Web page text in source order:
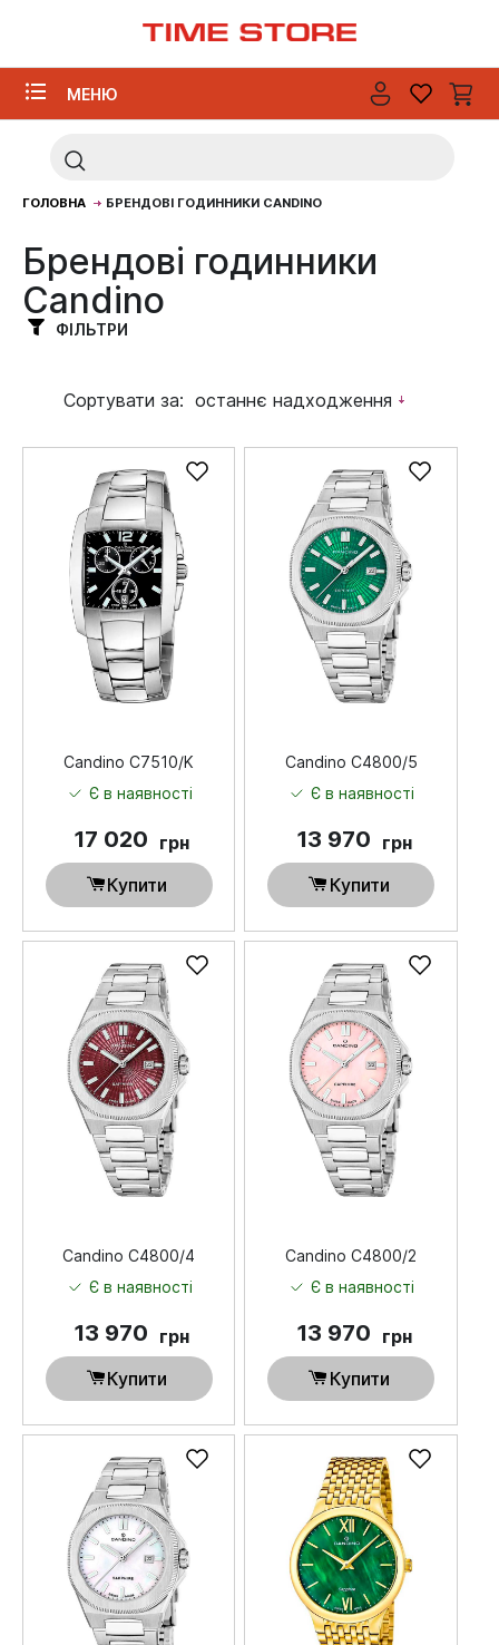
МЕНЮ
ГОЛОВНА БРЕНДОВІ ГОДИННИКИ CANDINO
ФІЛЬТРИ
Брендові годинники
Candino
Сортувати за: останнє надходження
Candino C7510/K
Є в наявності
17 020 грн
Купити
Candino C4800/5
Є в наявності
13 970 грн
Купити
Candino C4800/4
Є в наявності
13 970 грн
Купити
Candino C4800/2
Є в наявності
13 970 грн
Купити